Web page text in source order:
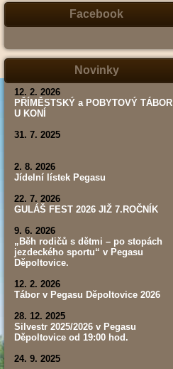
část
spojení
tábor,
Facebook
Novinky
12. 2. 2026
PŘÍMĚSTSKÝ a POBYTOVÝ TÁBOR
U KONÍ
31. 7. 2025
2. 8. 2026
Jídelní lístek Pegasu
22. 7. 2026
GULÁŠ FEST 2026 JIŽ 7.ROČNÍK
9. 6. 2026
„Běh rodičů s dětmi – po stopách
jezdeckého sportu“ v Pegasu
Děpoltovice.
12. 2. 2026
Tábor v Pegasu Děpoltovice 2026
28. 12. 2025
Silvestr 2025/2026 v Pegasu
Děpoltovice od 19:00 hod.
24. 9. 2025